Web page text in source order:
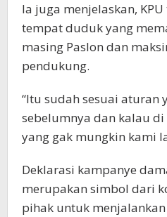
Ia juga menjelaskan,
tempat duduk yang
masing Paslon dan
pendukung.
“Itu sudah sesuai aturan
sebelumnya dan kalau
yang gak mungkin kami
Deklarasi kampanye
merupakan simbol dari
pihak untuk